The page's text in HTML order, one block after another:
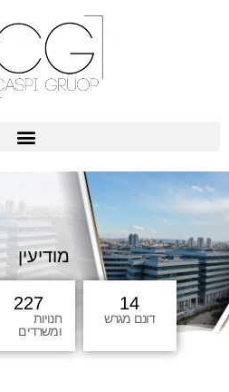
מודיעין
דונם מגרש
14
חנויות
ומשרדים
227